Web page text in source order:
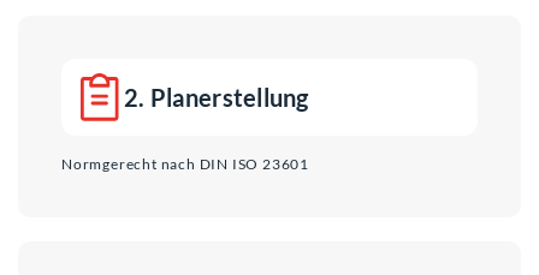
2. Planerstellung
Normgerecht nach DIN ISO 23601